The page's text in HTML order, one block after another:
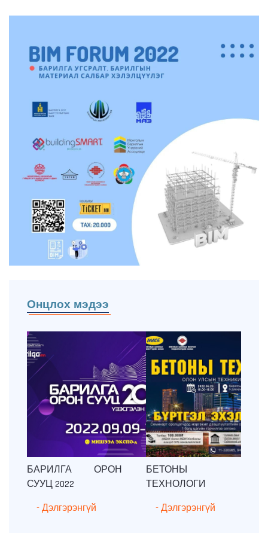
Онцлох мэдээ
БАРИЛГА ОРОН
СУУЦ 2022
- Дэлгэрэнгүй
БЕТОНЫ
ТЕХНОЛОГИ
- Дэлгэрэнгүй